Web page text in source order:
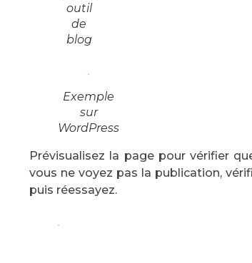
outil
de
blog
Exemple
sur
WordPress
Prévisualisez la page pour vérifier
vous ne voyez pas la publication,
puis réessayez.